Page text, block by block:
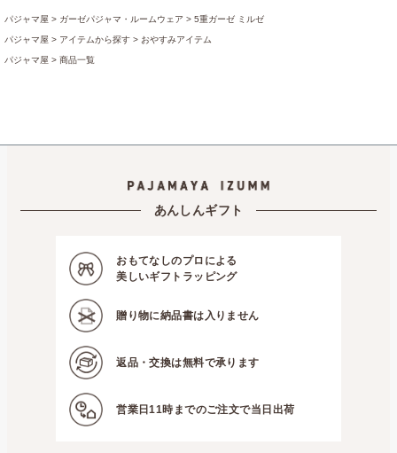
パジャマ屋 ガーゼパジャマ・ルームウェア 5重ガーゼ ミルゼ
パジャマ屋 アイテムから探す おやすみアイテム
パジャマ屋 商品一覧
プレゼント・贈り物に最適♪ギフト・アイテム お歳暮・お年賀
数量限定・在庫限り！アウトレット商品を集めました
プレゼント・贈り物に最適♪ギフト・アイテム
あんしんギフト
おもてなしのプロによる
美しいギフトラッピング
贈り物に納品書は入りません
返品・交換は無料で承ります
営業日11時までのご注文で当日出荷